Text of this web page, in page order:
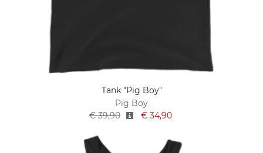
Tank "Pig Boy"
Pig Boy
€ 39,90
€ 34,90